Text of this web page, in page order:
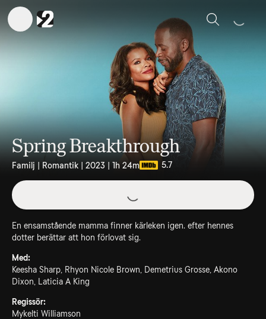
Sök
Spring Breakthrough
Familj | Romantik | 2023 | 1h 24m 5.7
En ensamstående mamma finner kärleken igen. efter hennes
dotter berättar att hon förlovat sig.
Med:
Keesha Sharp, Rhyon Nicole Brown, Demetrius Grosse, Akono
Dixon, Laticia A King
Regissör:
Mykelti Williamson